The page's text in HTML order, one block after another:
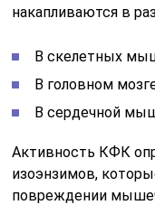
накапливаются в
В скелетных
В головном
В сердечной
Активность КФК
изоэнзимов,
повреждении